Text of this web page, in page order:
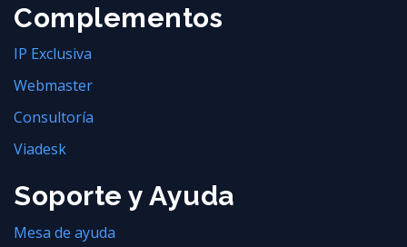
Complementos
IP Exclusiva
Webmaster
Consultoría
Viadesk
Soporte y Ayuda
Mesa de ayuda